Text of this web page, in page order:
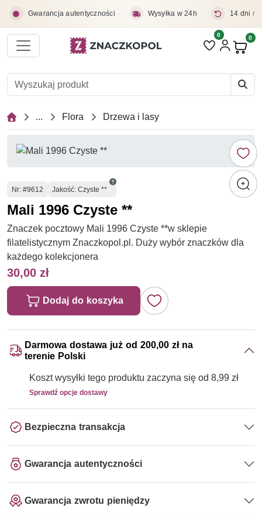
Gwarancja autentyczności Wysyłka w 24h 14 dni
Liczba pozycji
0 0
... Flora Drzewa i lasy
Numer
Nr: #9612 Jakość: Czyste **
Mali 1996 Czyste **
Znaczek pocztowy Mali 1996 Czyste **w sklepie
filatelistycznym Znaczkopol.pl. Duży wybór znaczków dla
każdego kolekcjonera
30,00 zł
Dodaj do koszyka
Darmowa dostawa już od 200,00 zł na
terenie Polski
Koszt wysyłki tego produktu zaczyna się od 8,99 zł
Sprawdź opcje dostawy
Bezpieczna transakcja
Gwarancja autentyczności
Gwarancja zwrotu pieniędzy